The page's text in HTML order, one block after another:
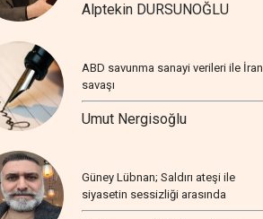
Alptekin DURSUNOĞLU
ABD savunma sanayi verileri ile İran
savaşı
Umut Nergisoğlu
Güney Lübnan; Saldırı ateşi ile
siyasetin sessizliği arasında